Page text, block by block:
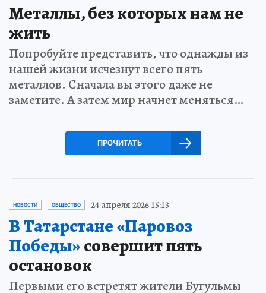
Металлы, без которых нам не
жить
Попробуйте представить, что однажды из
нашей жизни исчезнут всего пять
металлов. Сначала вы этого даже не
заметите. А затем мир начнет меняться…
ПРОЧИТАТЬ
НОВОСТИ ОБЩЕСТВО 24 апреля 2026 15:13
В Татарстане «Паровоз
Победы»совершит пять
остановок
Первыми его встретят жители Бугульмы